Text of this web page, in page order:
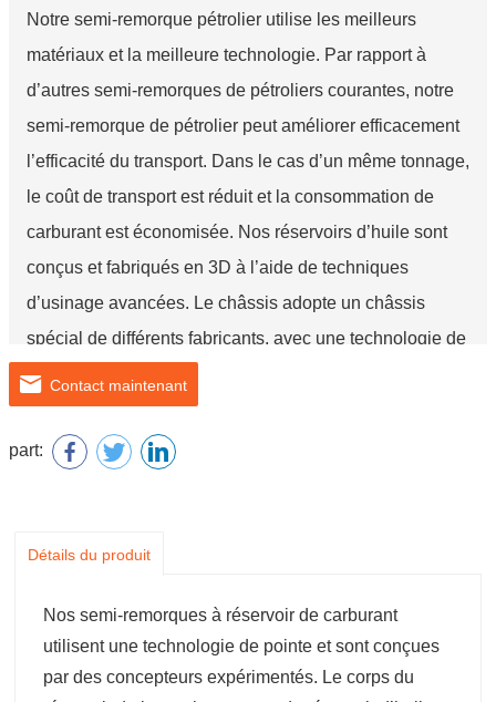
Notre semi-remorque pétrolier utilise les meilleurs
matériaux et la meilleure technologie. Par rapport à
d’autres semi-remorques de pétroliers courantes, notre
semi-remorque de pétrolier peut améliorer efficacement
l’efficacité du transport. Dans le cas d’un même tonnage,
le coût de transport est réduit et la consommation de
carburant est économisée. Nos réservoirs d’huile sont
conçus et fabriqués en 3D à l’aide de techniques
d’usinage avancées. Le châssis adopte un châssis
spécial de différents fabricants, avec une technologie de
pointe et des performances fiables.
Contact maintenant
part:
Détails du produit
Nos semi-remorques à réservoir de carburant
utilisent une technologie de pointe et sont conçues
par des concepteurs expérimentés. Le corps du